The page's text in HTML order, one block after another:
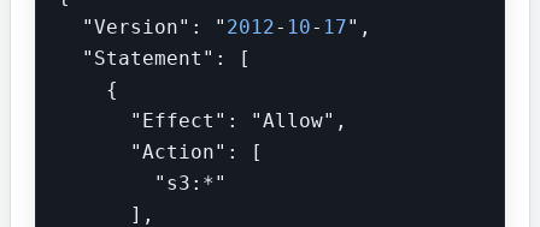
  "Version": "
2012- 10- 17",
  "Statement": [
    {
      "Effect": "Allow",
      "Action": [
        "s3:*"
      ],